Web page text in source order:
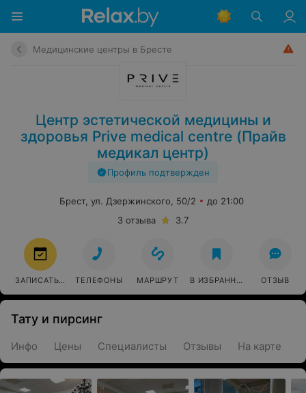
Медицинские центры в Бресте
Центр эстетической медицины и
здоровья Prive medical centre (Прайв
медикал центр)
Профиль подтвержден
Брест, ул. Дзержинского, 50/2
до 21:00
3 отзыва
3.7
ЗАПИСАТЬСЯ ТЕЛЕФОНЫ МАРШРУТ В ИЗБРАННОЕ ОТЗЫВ
Тату и пирсинг
Инфо Цены Специалисты Отзывы На карте